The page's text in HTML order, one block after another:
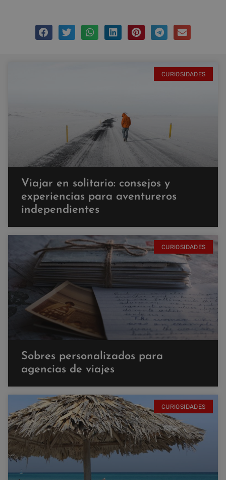
CURIOSIDADES
Viajar en solitario: consejos y
experiencias para aventureros
independientes
CURIOSIDADES
Sobres personalizados para
agencias de viajes
CURIOSIDADES